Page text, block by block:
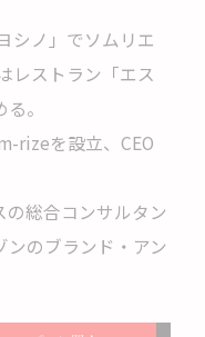
シノ」でソムリエ
レストラン「エス
。
rizeを設立、CEO
総合コンサルタン
ンのブランド・アン